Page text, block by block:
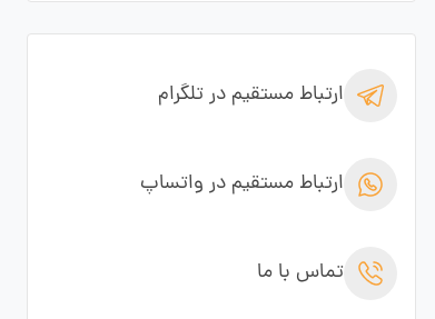
ارتباط مستقیم در تلگرام
ارتباط مستقیم در واتساپ
تماس با ما